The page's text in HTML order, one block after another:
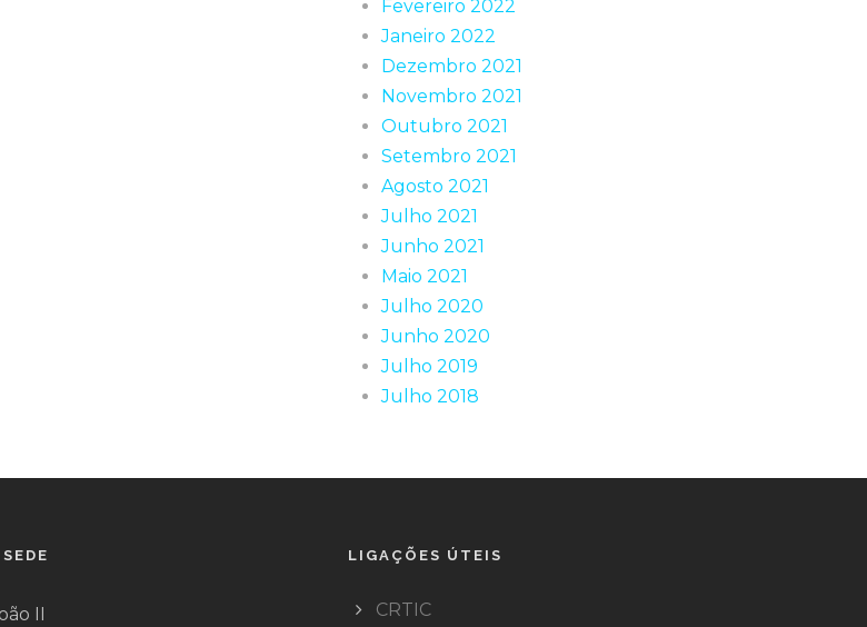
Fevereiro 2022
Janeiro 2022
Dezembro 2021
Novembro 2021
Outubro 2021
Setembro 2021
Agosto 2021
Julho 2021
Junho 2021
Maio 2021
Julho 2020
Junho 2020
Julho 2019
Julho 2018
II
LIGAÇÕES ÚTEIS
CRTIC